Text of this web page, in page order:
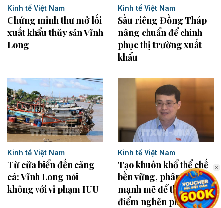
Kinh tế Việt Nam
Chứng minh thư mở lối
xuất khẩu thủy sản Vĩnh
Long
Kinh tế Việt Nam
Sầu riêng Đồng Tháp
nâng chuẩn để chinh
phục thị trường xuất
khẩu
Kinh tế Việt Nam
Từ cửa biển đến cảng
cá: Vĩnh Long nói
không với vi phạm IUU
Kinh tế Việt Nam
Tạo khuôn khổ thể chế
bền vững, phân quyền
mạnh mẽ để tháo gỡ
điểm nghẽn phát triển